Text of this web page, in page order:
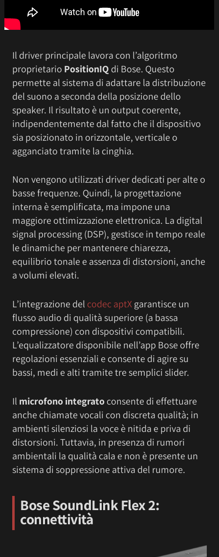
Il driver principale lavora con l’algoritmo
proprietario PositionIQ di Bose. Questo
permette al sistema di adattare la distribuzione
del suono a seconda della posizione dello
speaker. Il risultato è un output coerente,
indipendentemente dal fatto che il dispositivo
sia posizionato in orizzontale, verticale o
agganciato tramite la cinghia.
Non vengono utilizzati driver dedicati per alte o
basse frequenze. Quindi, la progettazione
interna è semplificata, ma impone una
maggiore ottimizzazione elettronica. La digital
signal processing (DSP), gestisce in tempo reale
le dinamiche per mantenere chiarezza,
equilibrio tonale e assenza di distorsioni, anche
a volumi elevati.
L’integrazione del codec aptXgarantisce un
flusso audio di qualità superiore (a bassa
compressione) con dispositivi compatibili.
L’equalizzatore disponibile nell’app Bose offre
regolazioni essenziali e consente di agire su
bassi, medi e alti tramite tre semplici slider.
Il microfono integratoconsente di effettuare
anche chiamate vocali con discreta qualità; in
ambienti silenziosi la voce è nitida e priva di
distorsioni. Tuttavia, in presenza di rumori
ambientali la qualità cala e non è presente un
sistema di soppressione attiva del rumore.
Bose SoundLink Flex 2:
connettività